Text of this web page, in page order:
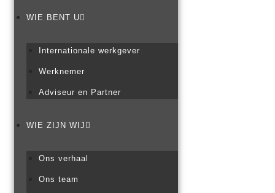
WIE BENT U
Internationale werkgever
Werknemer
Adviseur en Partner
WIE ZIJN WIJ
Ons verhaal
Ons team